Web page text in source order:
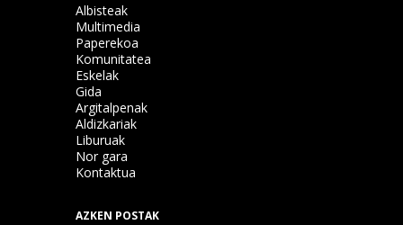
Albisteak
Multimedia
Paperekoa
Komunitatea
Eskelak
Gida
Argitalpenak
Aldizkariak
Liburuak
Nor gara
Kontaktua
AZKEN POSTAK